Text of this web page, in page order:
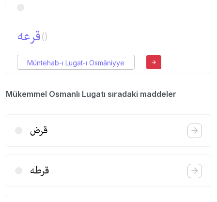
قرعه()
Müntehab-ı Lugat-ı Osmâniyye
Mükemmel Osmanlı Lugatı sıradaki maddeler
قرض
قرطه